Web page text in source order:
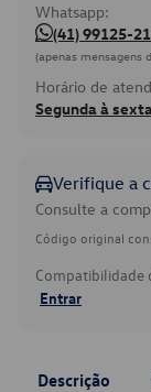
Whatsapp:
(41) 99125-
(apenas mensagens
Horário de
Segunda à
Verifique a
Consulte a
Código original
Compatibilidade
Entrar
Descrição